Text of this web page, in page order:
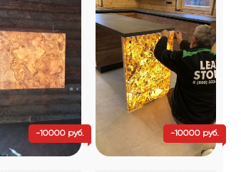
-10000 руб. -10000 руб.